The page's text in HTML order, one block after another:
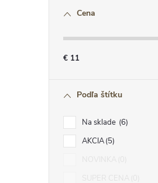
Cena
€ 11
Podľa štítku
Na sklade 6
AKCIA 5